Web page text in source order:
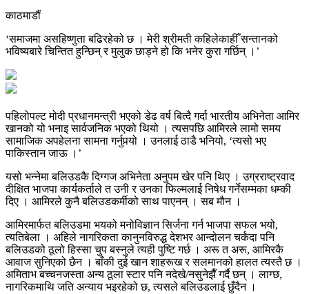
काठमाडौं
‘समाजमा असहिष्णुता बढिरहेको छ । मेरी श्रीमती कहिलेकाहीँ सन्तानको
भविष्यबारे चिन्तित हुन्छिन् र मुलुक छाड्ने हो कि भनेर कुरा गर्छिन् ।’
पहिलोपल्ट मोदी प्रधानमन्त्री भएको डेढ वर्ष बित्दै गर्दा भारतीय अभिनेता आमिर
खानको यो भनाइ सार्वजनिक भएको थियो । त्यसपछि आमिरले लामो समय
सामाजिक अपहेलना सामना गर्नुपर्‍यो । उनलाई ठाडै भनियो, ‘त्यसो भए
पाकिस्तान जाऊ ।’
यसो भन्नेमा बलिउडकै दिग्गज अभिनेता अनुपम खेर पनि थिए । उग्रराष्ट्रवाद
दीक्षित भाजपा कार्यकर्ताले त उनी र उनका फिल्मलाई निषेध गर्नेसम्मका धम्की
दिए । आमिरले कुनै बलिउडकर्मीको साथ पाएनन् । सब मौन ।
आमिरमार्फत बलिउडमा भयको मनोविज्ञान सिर्जना गर्न भाजपा सफल भयो,
त्यतिबेला । अहिले नागरिकता कानुनविरुद्ध देशभर आन्दोलन चर्कंदा पनि
बलिउडको ठूलो हिस्सा चुप बस्नुले त्यही पुष्टि गर्छ । अरू त अरू, आमिरकै
आवाज सुनिएको छैन । बाँकी दुई खान शाहरूख र सलमानको हालत त्यस्तै छ ।
अमिताभ बच्चनजस्ता अन्य ठूला स्टार पनि नदेखे/नसुनेझैँ गर्दै छन् । लाग्छ,
नागरिकमाथि जति अन्याय भइरहेको छ, त्यसले बलिउडलाई छुँदैन ।